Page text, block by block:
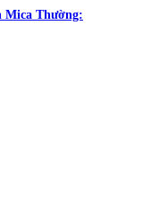
Mica Thường: